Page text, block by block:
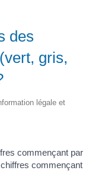
des
gris,
légale et
commençant par
commençant